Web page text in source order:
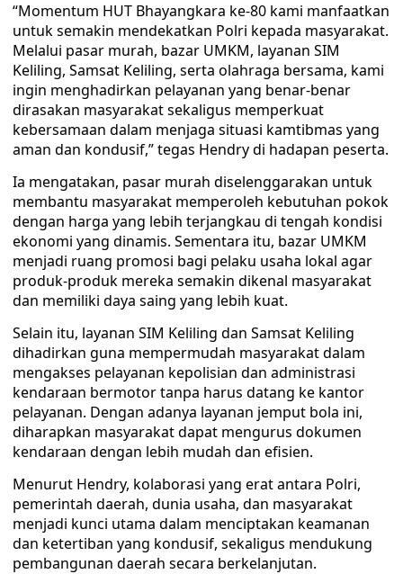
“Momentum HUT Bhayangkara ke-80 kami manfaatkan
untuk semakin mendekatkan Polri kepada masyarakat.
Melalui pasar murah, bazar UMKM, layanan SIM
Keliling, Samsat Keliling, serta olahraga bersama, kami
ingin menghadirkan pelayanan yang benar-benar
dirasakan masyarakat sekaligus memperkuat
kebersamaan dalam menjaga situasi kamtibmas yang
aman dan kondusif,” tegas Hendry di hadapan peserta.
Ia mengatakan, pasar murah diselenggarakan untuk
membantu masyarakat memperoleh kebutuhan pokok
dengan harga yang lebih terjangkau di tengah kondisi
ekonomi yang dinamis. Sementara itu, bazar UMKM
menjadi ruang promosi bagi pelaku usaha lokal agar
produk-produk mereka semakin dikenal masyarakat
dan memiliki daya saing yang lebih kuat.
Selain itu, layanan SIM Keliling dan Samsat Keliling
dihadirkan guna mempermudah masyarakat dalam
mengakses pelayanan kepolisian dan administrasi
kendaraan bermotor tanpa harus datang ke kantor
pelayanan. Dengan adanya layanan jemput bola ini,
diharapkan masyarakat dapat mengurus dokumen
kendaraan dengan lebih mudah dan efisien.
Menurut Hendry, kolaborasi yang erat antara Polri,
pemerintah daerah, dunia usaha, dan masyarakat
menjadi kunci utama dalam menciptakan keamanan
dan ketertiban yang kondusif, sekaligus mendukung
pembangunan daerah secara berkelanjutan.